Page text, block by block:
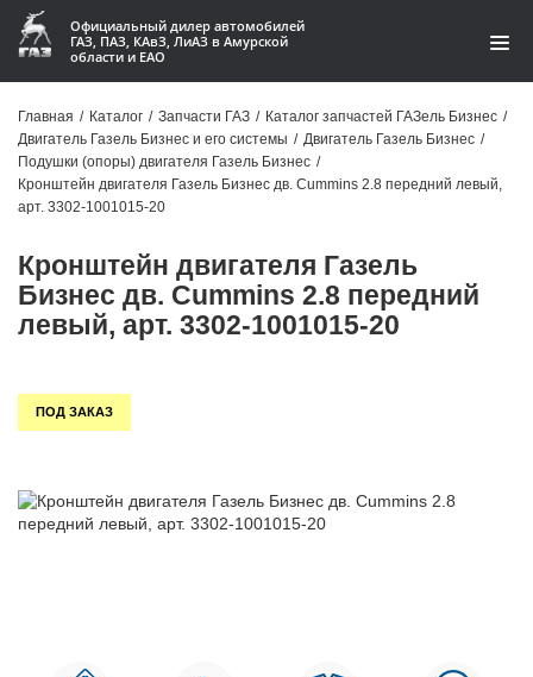
Официальный дилер автомобилей
ГАЗ, ПАЗ, КАвЗ, ЛиАЗ в Амурской
области и ЕАО
Акции
О компании
Контакты
Доставка
Статьи
Главная / Каталог / Запчасти ГАЗ / Каталог запчастей ГАЗель Бизнес /
Двигатель Газель Бизнес и его системы / Двигатель Газель Бизнес /
Подушки (опоры) двигателя Газель Бизнес /
Кронштейн двигателя Газель Бизнес дв. Cummins 2.8 передний левый,
арт. 3302-1001015-20
Кронштейн двигателя Газель
Бизнес дв. Cummins 2.8 передний
левый, арт. 3302-1001015-20
ПОД ЗАКАЗ